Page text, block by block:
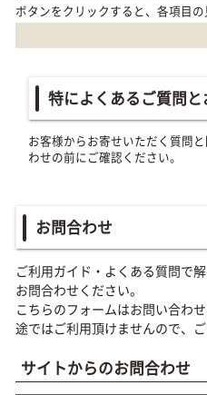
ボタンをクリックすると、各項目の
特によくあるご質問と
お客様からお寄せいただく質問
わせの前にご確認ください。
お問合わせ
ご利用ガイド・よくある質問で
お問合わせください。
こちらのフォームはお問い合わ
途ではご利用頂けませんので、ご
サイトからのお問合わせ